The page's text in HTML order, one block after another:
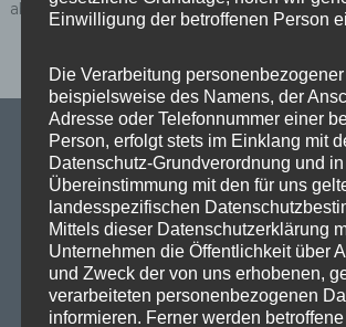
abzugeben.
SPD Links
SPD in Europaparlament
SPD Deutschland
Einwilligung der betroffenen Person
Die Verarbeitung
beispielsweise des Namens, der
Adresse oder Telefonnummer einer
Person, erfolgt stets im Einklang mit
Datenschutz-Grundverordnung und in
Übereinstimmung mit den für uns
landesspezifischen
Mittels dieser Datenschutzerklärung
Unternehmen die Öffentlichkeit über
und Zweck der von uns erhobenen,
verarbeiteten personenbezogenen
informieren. Ferner werden